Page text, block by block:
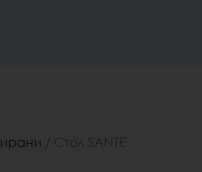
/ Стол SANTE